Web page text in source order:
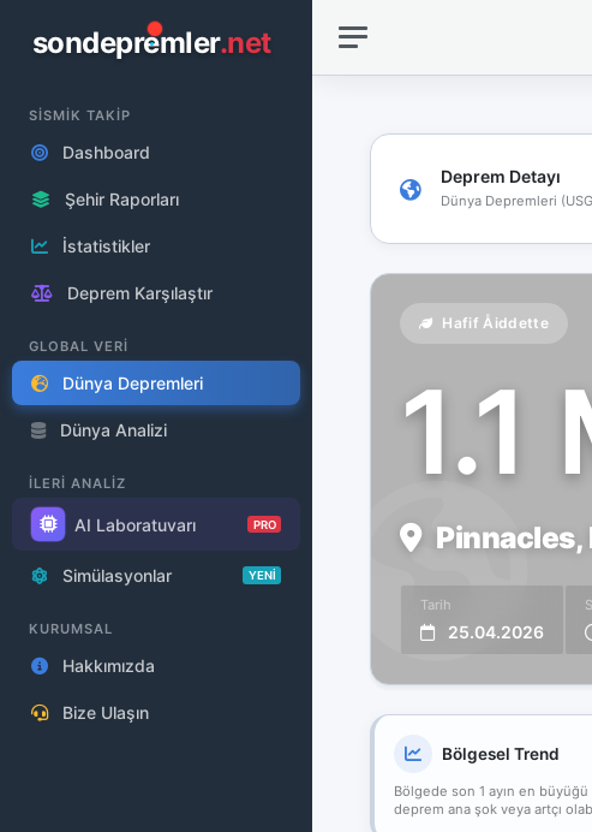
sondepremler.net
SİSMİK TAKİP
Dashboard
Şehir Raporları
İstatistikler
Deprem Karşılaştır
GLOBAL VERİ
Dünya Depremleri
Dünya Analizi
İLERİ ANALİZ
AI Laboratuvarı PRO
Simülasyonlar YENİ
KURUMSAL
Hakkımızda
Bize Ulaşın
Deprem Detayı
Dünya Depremleri
Hafif Åiddette
1.1
Pinnacles,
Tarih
25.04.2026
Bölgesel Trend
Bölgede son 1 ayın en
deprem ana şok veya artçı